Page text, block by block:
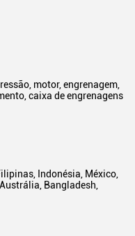
motor, engrenagem,
caixa de engrenagens
Indonésia, México,
Bangladesh,